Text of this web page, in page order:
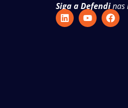
Siga a Defendinas